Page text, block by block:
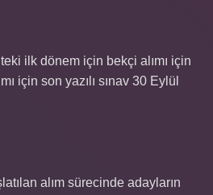
ilk dönem için bekçi alımı için
için son yazılı sınav 30 Eylül
alım sürecinde adayların